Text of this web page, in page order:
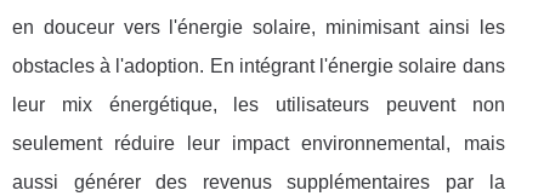
en douceur vers l'énergie solaire, minimisant ainsi les
obstacles à l'adoption. En intégrant l'énergie solaire dans
leur mix énergétique, les utilisateurs peuvent non
seulement réduire leur impact environnemental, mais
aussi générer des revenus supplémentaires par la